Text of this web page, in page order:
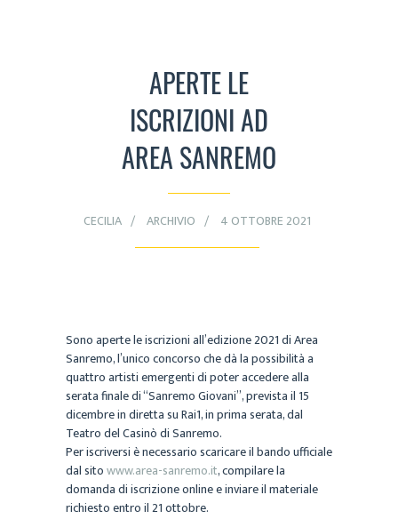
APERTE LE
ISCRIZIONI AD
AREA SANREMO
CECILIA ARCHIVIO 4 OTTOBRE 2021
Sono aperte le iscrizioni all’edizione 2021 di Area
Sanremo, l’unico concorso che dà la possibilità a
quattro artisti emergenti di poter accedere alla
serata finale di “Sanremo Giovani”, prevista il 15
dicembre in diretta su Rai1, in prima serata, dal
Teatro del Casinò di Sanremo.
Per iscriversi è necessario scaricare il bando ufficiale
dal sitowww.area-sanremo.it, compilare la
domanda di iscrizione online e inviare il materiale
richiesto entro il 21 ottobre.